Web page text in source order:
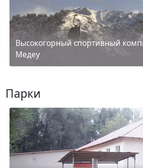
Высокогорный спортивный
Медеу
Парки